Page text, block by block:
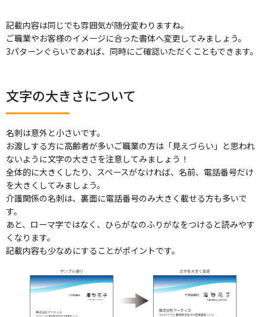
記載内容は同じでも雰囲気が随分変わりますね。
ご職業やお客様のイメージに合った書体へ変更してみましょう。
3パターンぐらいであれば、同時にご確認いただくこともできます。
文字の大きさについて
名刺は意外と小さいです。
お渡しする方に高齢者が多いご職業の方は「見えづらい」と思われ
ないように文字の大きさを注意してみましょう！
全体的に大きくしたり、スペースがなければ、名前、電話番号だけ
を大きくしてみましょう。
介護関係の名刺は、裏面に電話番号のみ大きく載せる方も多いで
す。
あと、ローマ字ではなく、ひらがなのふりがなをつけると読みやす
くなります。
記載内容も少なめにすることがポイントです。